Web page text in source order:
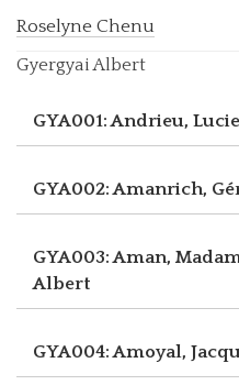
Roselyne Chenu
Gyergyai Albert
GYA001: Andrieu,
GYA002: Amanrich,
GYA003: Aman,
Albert
GYA004: Amoyal,